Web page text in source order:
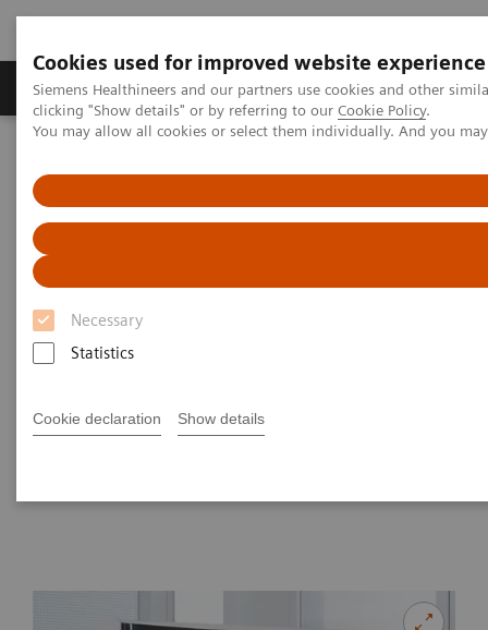
Cookies used for improved website experience
Siemens Healthineers and our partners use cookies and other
clicking "Show details" or by referring to our Cookie Policy.
You may allow all cookies or select them individually. And you
Necessary
Statistics
Cookie declaration Show details
Продукты и решения Клинические
Системы белков плазмы
Система для количественного определения белков Atellica
NEPH 630
Atellica NEPH 630 – cистема
для количественного
определения белков
Анализ белков — рационально, просто и